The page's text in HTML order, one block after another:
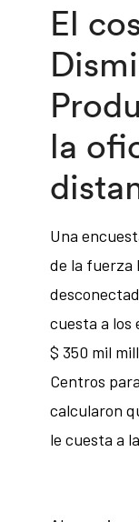
El
la
Una
de la fuerza
cuesta a los
$ 350 mil
Centros
calcularon
le cuesta a